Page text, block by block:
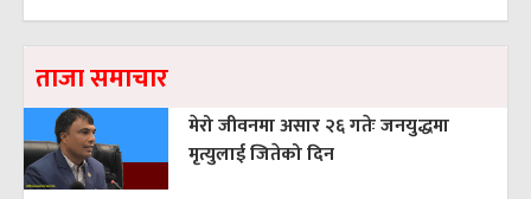
ताजा समाचार
मेरो जीवनमा असार २६ गतेः जनयुद्धमा
मृत्युलाई जितेको दिन